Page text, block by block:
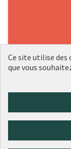
Objectif ?
chacun puisse
propositions
1 000 €
Ce site utilise des
que vous